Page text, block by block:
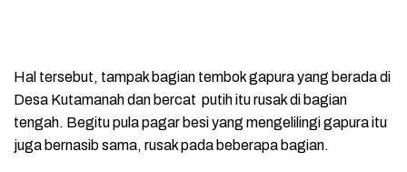
Hal tersebut, tampak bagian tembok gapura yang berada di
Desa Kutamanah dan bercat putih itu rusak di bagian
tengah. Begitu pula pagar besi yang mengelilingi gapura itu
juga bernasib sama, rusak pada beberapa bagian.